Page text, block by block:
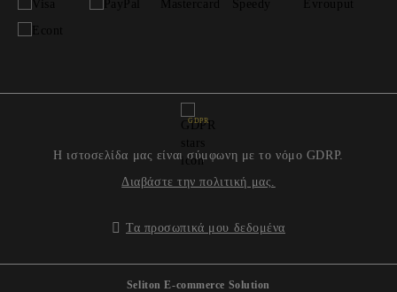
GDPR
Η ιστοσελίδα μας είναι σύμφωνη με το νόμο GDRP.
Διαβάστε την πολιτική μας.
Τα προσωπικά μου δεδομένα
Seliton E-commerce Solution